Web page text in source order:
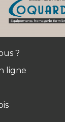
?
ligne